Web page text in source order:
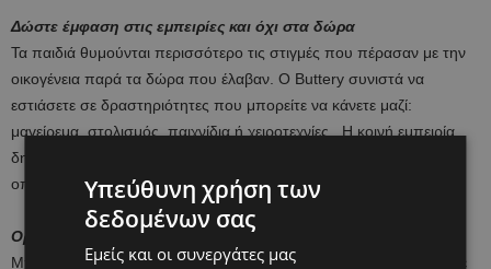
Δώστε έμφαση στις εμπειρίες και όχι στα δώρα
Τα παιδιά θυμούνται περισσότερο τις στιγμές που πέρασαν με την
οικογένεια παρά τα δώρα που έλαβαν. Ο Buttery συνιστά να
εστιάσετε σε δραστηριότητες που μπορείτε να κάνετε μαζί:
μαγείρεμα, στολισμός, παιχνίδια ή χειροτεχνίες . Η κοινή εμπειρία
δημιουργεί αναμνήσεις που διαρκούν περισσότερο από
οποιοδήποτε δώρο.
Ορίστε προϋπολογισμό και περιορισμούς δώρων
Μπορείτε να θέσετε όριο στον αριθμό των δώρων ή να καθορίσετε
Υπεύθυνη χρήση των
δεδομένων σας
Εμείς και οι συνεργάτες μας